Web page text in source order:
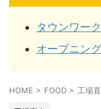
タウンワー
オープニン
HOME > FOOD > 工場